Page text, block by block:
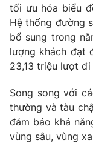
Thị trường 24h
VTV4
VTV9
Liên hệ tòa
tối ưu hóa biểu
Hệ thống đường
bổ sung trong
lượng khách đạt
23,13 triệu lượt
Song song với
thường và tàu
đảm bảo khả
vùng sâu, vùng